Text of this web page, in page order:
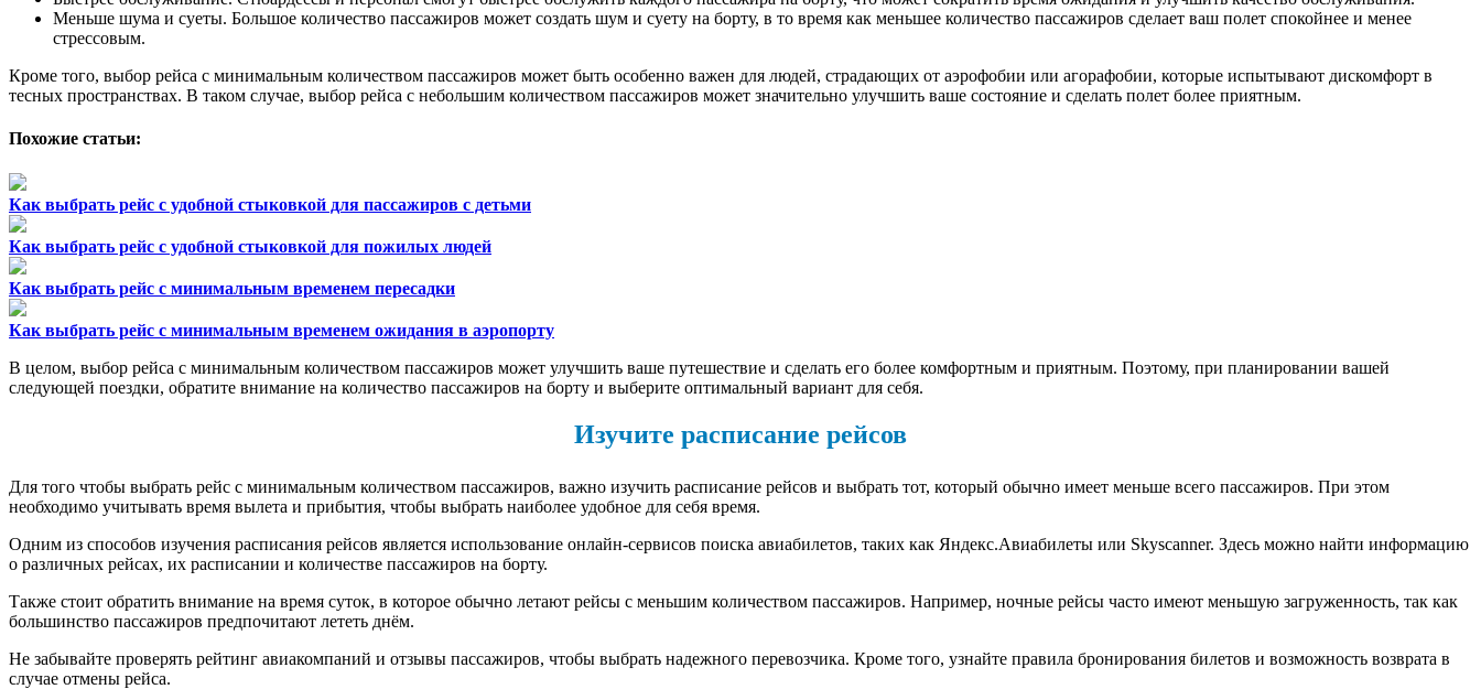
Меньше шума и суеты. Большое количество пассажиров может создать шум и суету на борту, в то время как меньшее количество пассажиров сделает ваш полет спокойнее и менее
стрессовым.
Кроме того, выбор рейса с минимальным количеством пассажиров может быть особенно важен для людей, страдающих от аэрофобии или агорафобии, которые испытывают дискомфорт в
тесных пространствах. В таком случае, выбор рейса с небольшим количеством пассажиров может значительно улучшить ваше состояние и сделать полет более приятным.
Похожие статьи:
Как выбрать рейс с удобной стыковкой для пассажиров с детьми
Как выбрать рейс с удобной стыковкой для пожилых людей
Как выбрать рейс с минимальным временем пересадки
Как выбрать рейс с минимальным временем ожидания в аэропорту
В целом, выбор рейса с минимальным количеством пассажиров может улучшить ваше путешествие и сделать его более комфортным и приятным. Поэтому, при планировании вашей
следующей поездки, обратите внимание на количество пассажиров на борту и выберите оптимальный вариант для себя.
Изучите расписание рейсов
Для того чтобы выбрать рейс с минимальным количеством пассажиров, важно изучить расписание рейсов и выбрать тот, который обычно имеет меньше всего пассажиров. При этом
необходимо учитывать время вылета и прибытия, чтобы выбрать наиболее удобное для себя время.
Одним из способов изучения расписания рейсов является использование онлайн-сервисов поиска авиабилетов, таких как Яндекс.Авиабилеты или Skyscanner. Здесь можно найти информацию
о различных рейсах, их расписании и количестве пассажиров на борту.
Также стоит обратить внимание на время суток, в которое обычно летают рейсы с меньшим количеством пассажиров. Например, ночные рейсы часто имеют меньшую загруженность, так как
большинство пассажиров предпочитают лететь днём.
Не забывайте проверять рейтинг авиакомпаний и отзывы пассажиров, чтобы выбрать надежного перевозчика. Кроме того, узнайте правила бронирования билетов и возможность возврата в
случае отмены рейса.